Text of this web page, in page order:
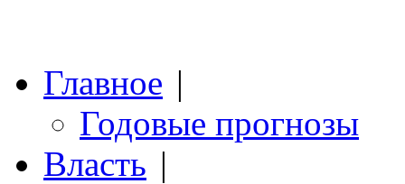
Главное |
Годовые прогнозы
Власть |